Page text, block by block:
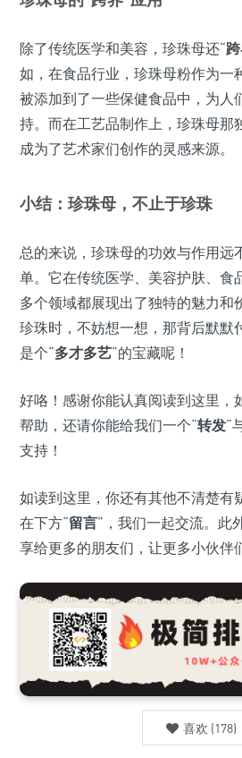
除了传统医学和美容，珍珠母还“
如，在食品行业，珍珠母粉作为一
被添加到了一些保健食品中，为人
持。而在工艺品制作上，珍珠母那
成为了艺术家们创作的灵感来源。
小结：珍珠母，不止于珍珠
总的来说，珍珠母的功效与作用远
单。它在传统医学、美容护肤、食
多个领域都展现出了独特的魅力和
珍珠时，不妨想一想，那背后默默
是个“多才多艺”的宝藏呢！
好咯！感谢你能认真阅读到这里，
帮助，还请你能给我们一个“转发”
支持！
如读到这里，你还有其他不清楚有
在下方“留言”，我们一起交流。此
享给更多的朋友们，让更多小伙伴
喜欢 (178)